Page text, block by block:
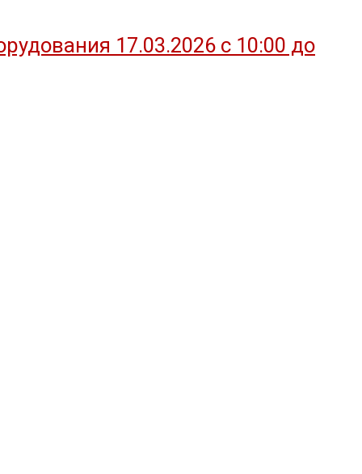
17.03.2026 с 10:00 до